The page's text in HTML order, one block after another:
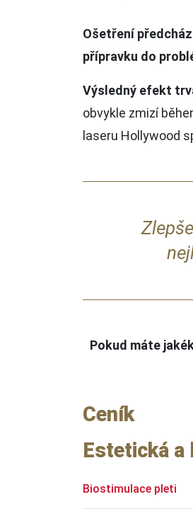
Ošetření
přípravku do
Výsledný efekt
obvykle zmizí
laseru Hollywood
Pokud máte
Ceník
Estetická a
Biostimulace pleti